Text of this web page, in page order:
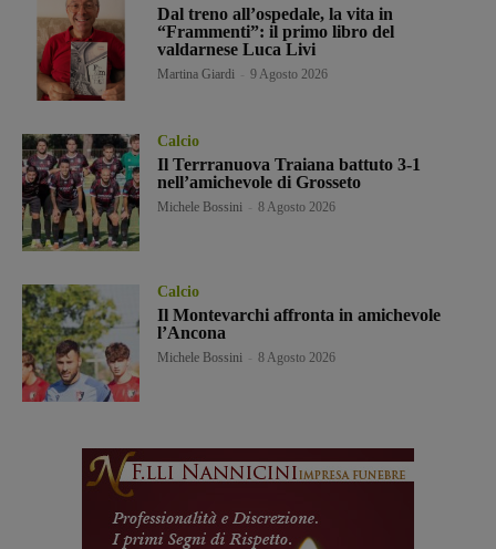
Dal treno all’ospedale, la vita in
“Frammenti”: il primo libro del
valdarnese Luca Livi
Martina Giardi 9 Agosto 2026
Calcio
Il Terrranuova Traiana battuto 3-1
nell’amichevole di Grosseto
Michele Bossini 8 Agosto 2026
Calcio
Il Montevarchi affronta in amichevole
l’Ancona
Michele Bossini 8 Agosto 2026